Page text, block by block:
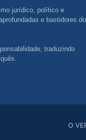
jurídico, político e
e bastidores do
traduzindo
O